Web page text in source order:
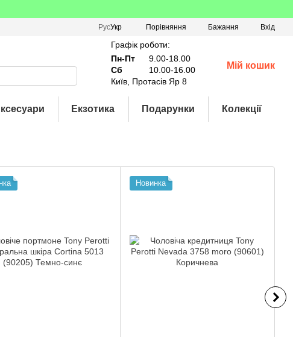
РусУкр Порівняння Бажання Вхід
Графік роботи:
Пн-Пт
9.00-18.00
Сб
10.00-16.00
Київ, Протасів Яр 8
Мій кошик
Екзотика Подарунки Колекції
Новинка